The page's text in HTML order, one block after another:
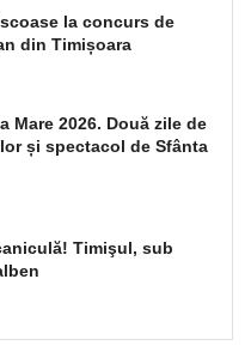
la concurs de
din Timișoara
Mare 2026. Două zile de
și spectacol de Sfânta
Timişul, sub